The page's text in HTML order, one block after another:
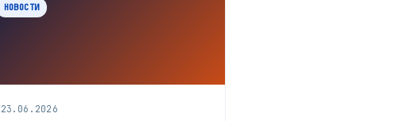
НОВОСТИ
23.06.2026